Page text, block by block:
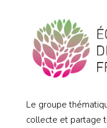
Le groupe
collecte et partage